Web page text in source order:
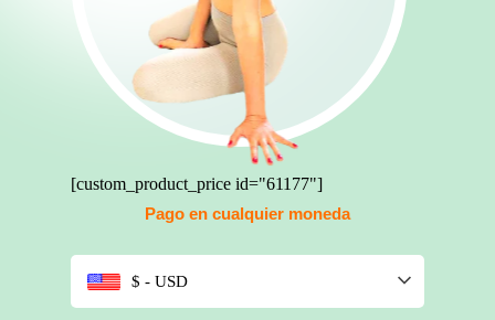
[custom_product_price id="61177"]
Pago en cualquier moneda
$ - USD